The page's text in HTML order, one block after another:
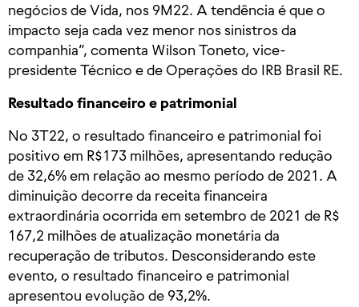
negócios de Vida, nos 9M22. A tendência é que o
impacto seja cada vez menor nos sinistros da
companhia”, comenta Wilson Toneto, vice-
presidente Técnico e de Operações do IRB Brasil RE.
Resultado financeiro e patrimonial
No 3T22, o resultado financeiro e patrimonial foi
positivo em R$173 milhões, apresentando redução
de 32,6% em relação ao mesmo período de 2021. A
diminuição decorre da receita financeira
extraordinária ocorrida em setembro de 2021 de R$
167,2 milhões de atualização monetária da
recuperação de tributos. Desconsiderando este
evento, o resultado financeiro e patrimonial
apresentou evolução de 93,2%.